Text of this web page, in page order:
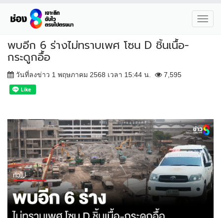
พบอีก 6 ร่างไม่ทราบเพศ โซน D ชิ้นเนื้อ-
กระดูกอื้อ
วันที่ลงข่าว 1 พฤษภาคม 2568 เวลา 15:44 น. 7,595